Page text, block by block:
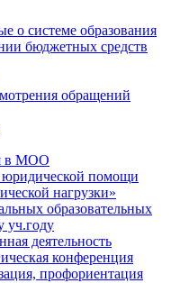
о системе образования
бюджетных средств
обращений
в МОО
юридической помощи
нагрузки»
образовательных
уч.году
деятельность
конференция
профориентация